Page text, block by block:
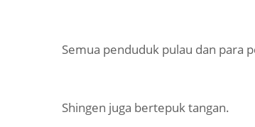
Semua penduduk pulau dan para
Shingen juga bertepuk tangan.